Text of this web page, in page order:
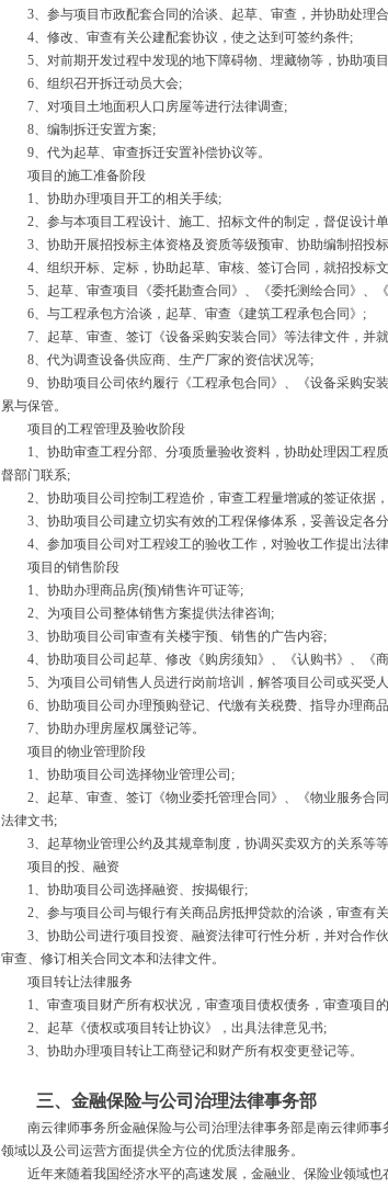
3、参与项目市政配套合同的洽谈、起草、审查，并协助处理
4、修改、审查有关公建配套协议，使之达到可签约条件;
5、对前期开发过程中发现的地下障碍物、埋藏物等，协助项
6、组织召开拆迁动员大会;
7、对项目土地面积人口房屋等进行法律调查;
8、编制拆迁安置方案;
9、代为起草、审查拆迁安置补偿协议等。
项目的施工准备阶段
1、协助办理项目开工的相关手续;
2、参与本项目工程设计、施工、招标文件的制定，督促设计
3、协助开展招投标主体资格及资质等级预审、协助编制招投
4、组织开标、定标，协助起草、审核、签订合同，就招投标
5、起草、审查项目《委托勘查合同》、《委托测绘合同》、
6、与工程承包方洽谈，起草、审查《建筑工程承包合同》;
7、起草、审查、签订《设备采购安装合同》等法律文件，并
8、代为调查设备供应商、生产厂家的资信状况等;
9、协助项目公司依约履行《工程承包合同》、《设备采购安
累与保管。
项目的工程管理及验收阶段
1、协助审查工程分部、分项质量验收资料，协助处理因工程
督部门联系;
2、协助项目公司控制工程造价，审查工程量增减的签证依据
3、协助项目公司建立切实有效的工程保修体系，妥善设定各
4、参加项目公司对工程竣工的验收工作，对验收工作提出法律
项目的销售阶段
1、协助办理商品房(预)销售许可证等;
2、为项目公司整体销售方案提供法律咨询;
3、协助项目公司审查有关楼宇预、销售的广告内容;
4、协助项目公司起草、修改《购房须知》、《认购书》、《
5、为项目公司销售人员进行岗前培训，解答项目公司或买受
6、协助项目公司办理预购登记、代缴有关税费、指导办理商
7、协助办理房屋权属登记等。
项目的物业管理阶段
1、协助项目公司选择物业管理公司;
2、起草、审查、签订《物业委托管理合同》、《物业服务合
法律文书;
3、起草物业管理公约及其规章制度，协调买卖双方的关系等等
项目的投、融资
1、协助项目公司选择融资、按揭银行;
2、参与项目公司与银行有关商品房抵押贷款的洽谈，审查有
3、协助公司进行项目投资、融资法律可行性分析，并对合作伙
审查、修订相关合同文本和法律文件。
项目转让法律服务
1、审查项目财产所有权状况，审查项目债权债务，审查项目
2、起草《债权或项目转让协议》，出具法律意见书;
3、协助办理项目转让工商登记和财产所有权变更登记等。
三、金融保险与公司治理法律事务部
南云律师事务所金融保险与公司治理法律事务部是南云律师事
领域以及公司运营方面提供全方位的优质法律服务。
近年来随着我国经济水平的高速发展，金融业、保险业领域也